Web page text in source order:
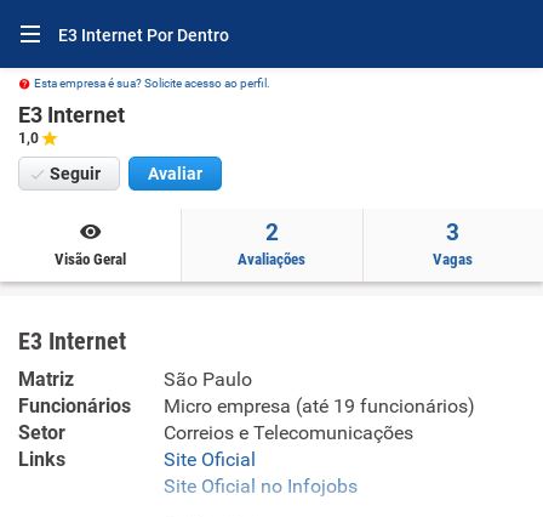
E3 Internet Por Dentro
Esta empresa é sua? Solicite acesso ao perfil.
E3 Internet
1,0
Seguir Avaliar
Visão Geral
2
Avaliações
3
Vagas
E3 Internet
Matriz
São Paulo
Funcionários
Micro empresa (até 19 funcionários)
Setor
Correios e Telecomunicações
Links
Site Oficial
Site Oficial no Infojobs